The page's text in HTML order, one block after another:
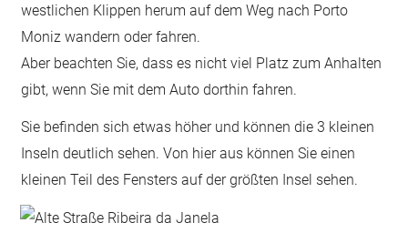
westlichen Klippen herum auf dem Weg nach Porto
Moniz wandern oder fahren.
Aber beachten Sie, dass es nicht viel Platz zum Anhalten
gibt, wenn Sie mit dem Auto dorthin fahren.
Sie befinden sich etwas höher und können die 3 kleinen
Inseln deutlich sehen. Von hier aus können Sie einen
kleinen Teil des Fensters auf der größten Insel sehen.